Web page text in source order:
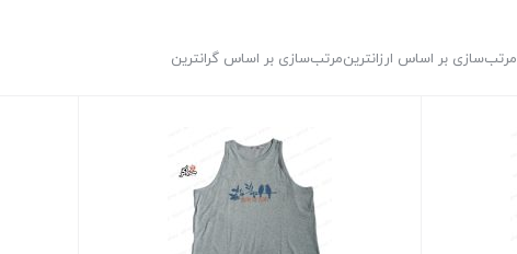
مرتب‌سازی بر اساس ارزانترینمرتب‌سازی بر اساس گرانترین